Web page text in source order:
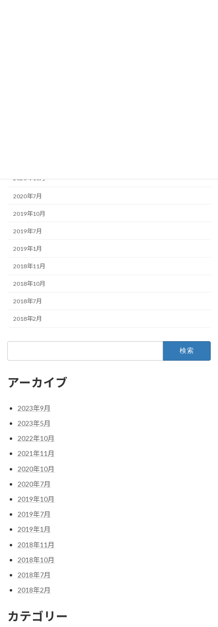
2020年10月
2020年7月
2019年10月
2019年7月
2019年1月
2018年11月
2018年10月
2018年7月
2018年2月
アーカイブ
2023年9月
2023年5月
2022年10月
2021年11月
2020年10月
2020年7月
2019年10月
2019年7月
2019年1月
2018年11月
2018年10月
2018年7月
2018年2月
カテゴリー